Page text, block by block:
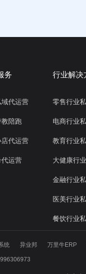
务
代运营
陪跑
代运营
运营
行业解决
零售行业
电商行业
教育行业
大健康行
金融行业
医美行业
餐饮行业
统 异业邦 万里牛ERP